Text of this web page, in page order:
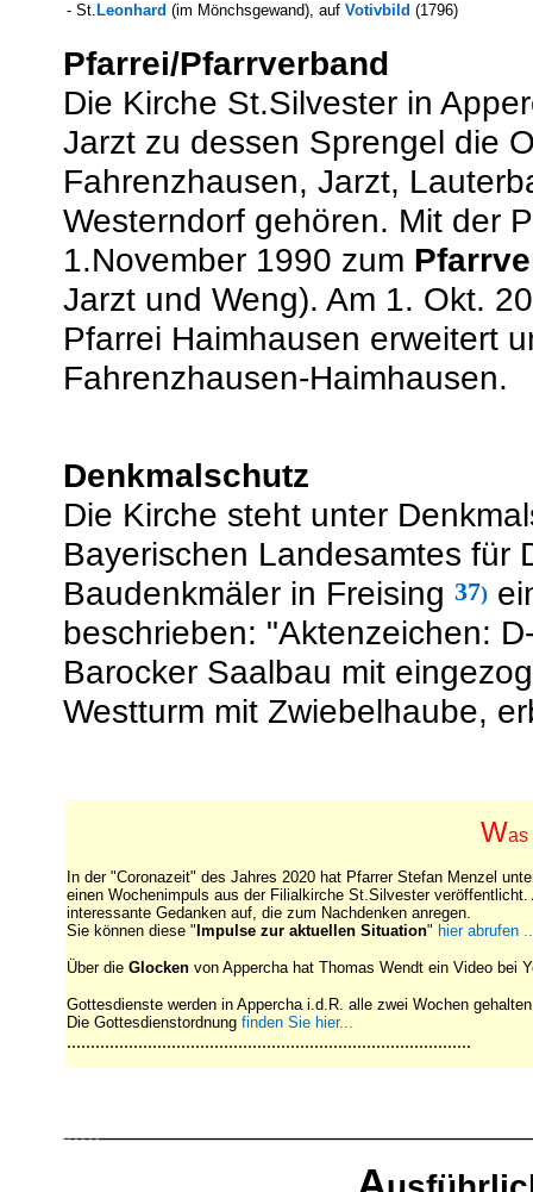
- St. Leonhard (im Mönchsgewand), auf Votivbild (1796)
Pfarrei/Pfarrverband
Die Kirche St.Silvester in
Jarzt zu dessen Sprengel die
Fahrenzhausen, Jarzt,
Westerndorf gehören. Mit der
1.November 1990 zum
Jarzt und Weng). Am 1. Okt.
Pfarrei Haimhausen erweitert
Fahrenzhausen-Haimhausen.
Denkmalschutz
Die Kirche steht unter
Bayerischen Landesamtes für
Baudenkmäler in Freising 37)
beschrieben: "Aktenzeichen:
Barocker Saalbau mit
Westturm mit Zwiebelhaube,
Was
In der "Coronazeit" des Jahres 2020 hat Pfarrer Stefan Menzel
einen Wochenimpuls aus der Filialkirche St.Silvester
interessante Gedanken auf, die zum Nachdenken anregen.
Sie können diese " Impulse zur aktuellen Situation" hier abrufen
Über die Glocken von Appercha hat Thomas Wendt ein Video bei
Gottesdienste werden in Appercha i.d.R. alle zwei Wochen
Die Gottesdienstordnung finden Sie hier...
.....................................................................................